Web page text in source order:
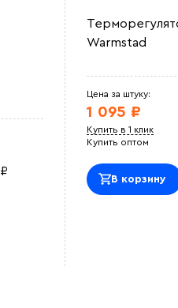
₽
Warmstad
Цена за штуку:
1 095 ₽
Купить в 1 клик
Купить оптом
В корзину